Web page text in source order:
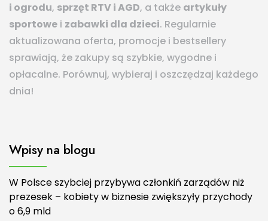
i ogrodu, sprzęt RTV i AGD, a także artykuły
sportowe i zabawki dla dzieci. Regularnie
aktualizowana oferta, promocje i bestsellery
sprawiają, że zakupy są szybkie, wygodne i
opłacalne. Porównuj, wybieraj i oszczędzaj każdego
dnia!
Wpisy na blogu
W Polsce szybciej przybywa członkiń zarządów niż
prezesek – kobiety w biznesie zwiększyły przychody
o 6,9 mld